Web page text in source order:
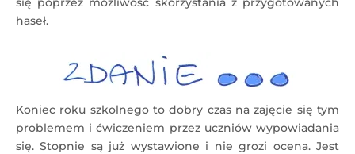
haseł.
Koniec roku szkolnego to dobry czas na zajęcie się tym
problemem i ćwiczeniem przez uczniów wypowiadania
się. Stopnie są już wystawione i nie grozi ocena. Jest